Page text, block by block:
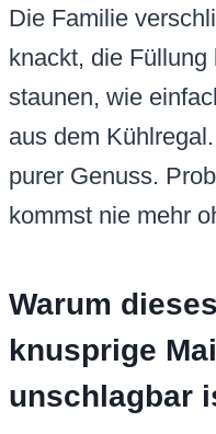
Die Familie
knackt, die
staunen, wie
aus dem
purer Genuss.
kommst nie mehr
Warum
knusprige
unschlagbar